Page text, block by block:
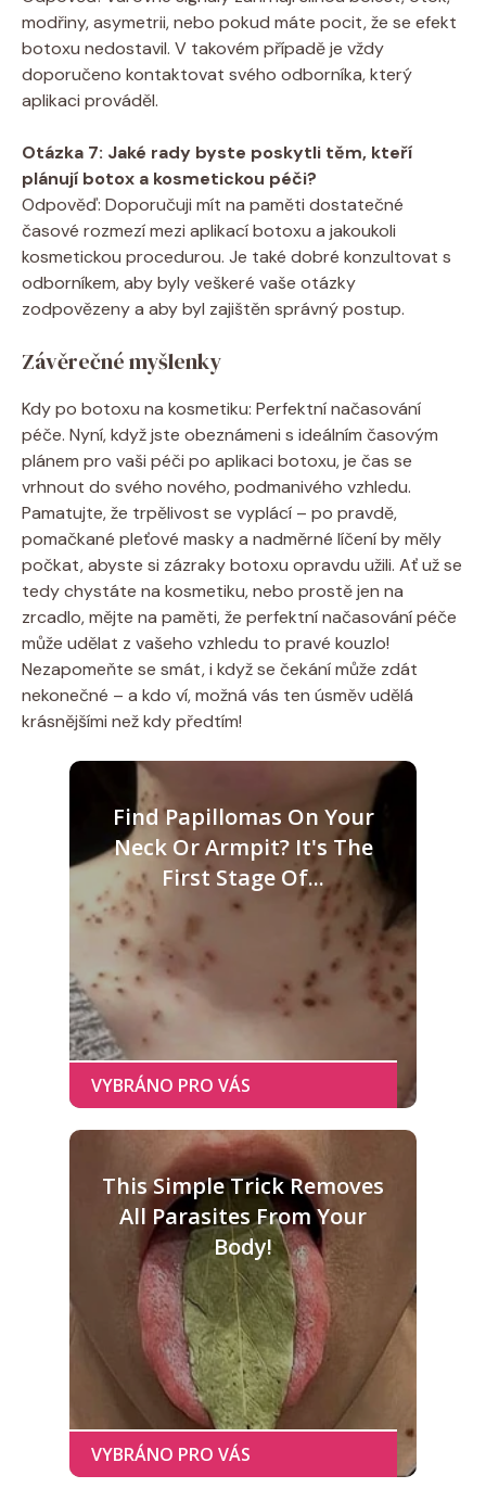
modřiny, asymetrii, nebo pokud máte pocit, že se efekt
botoxu nedostavil. V takovém případě je vždy
doporučeno kontaktovat svého odborníka, který
aplikaci prováděl.
Otázka 7: Jaké rady byste poskytli těm, kteří
plánují botox a kosmetickou péči?
Odpověď: Doporučuji mít na paměti dostatečné
časové rozmezí mezi aplikací botoxu a jakoukoli
kosmetickou procedurou. Je také dobré konzultovat s
odborníkem, aby byly veškeré vaše otázky
zodpovězeny a aby byl zajištěn správný postup.
Závěrečné myšlenky
Kdy po botoxu na kosmetiku: Perfektní načasování
péče. Nyní, když jste obeznámeni s ideálním časovým
plánem pro vaši péči po aplikaci botoxu, je čas se
vrhnout do svého nového, podmanivého vzhledu.
Pamatujte, že trpělivost se vyplácí – po pravdě,
pomačkané pleťové masky a nadměrné líčení by měly
počkat, abyste si zázraky botoxu opravdu užili. Ať už se
tedy chystáte na kosmetiku, nebo prostě jen na
zrcadlo, mějte na paměti, že perfektní načasování péče
může udělat z vašeho vzhledu to pravé kouzlo!
Nezapomeňte se smát, i když se čekání může zdát
nekonečné – a kdo ví, možná vás ten úsměv udělá
krásnějšími než kdy předtím!
Find Papillomas On Your
Neck Or Armpit? It's The
First Stage Of...
This Simple Trick Removes
All Parasites From Your
Body!